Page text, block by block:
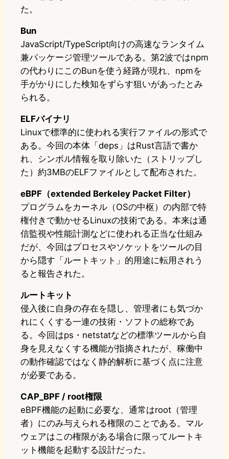
た。
Bun
JavaScript/TypeScript向けの高速なランタイム
兼パッケージ管理ツールである。第2波ではnpm
の代わりにこのBunを使う経路が現れ、npmを
手がかりにした検知をずらす狙いがあったとみ
られる。
ELFバイナリ
Linuxで標準的に使われる実行ファイルの形式で
ある。今回の本体「deps」はRust言語で書か
れ、シンボル情報を取り除いた（ストリップし
た）約3MBのELFファイルとして配布された。
eBPF（extended Berkeley Packet Filter）
プログラムをカーネル（OSの中枢）の内部で特
権付きで動かせるLinuxの技術である。本来は通
信監視や性能計測などに使われる正当な仕組み
だが、今回はプロセスやソケットをツールの目
から隠す「ルートキット」的用途に転用されう
ると報告された。
ルートキット
侵入後に自身の存在を隠し、管理者にも気づか
れにくくする一連の技術・ソフトの総称であ
る。今回はps・netstatなどの標準ツールから自
身を見えなくする機能が指摘されたが、稼働中
の動作確認ではなく静的解析に基づく点に注意
が必要である。
CAP_BPF / root権限
eBPF機能の起動に必要な、通常はroot（管理
者）にのみ与えられる権限のことである。マル
ウェアはこの権限がある場合に限ってルートキ
ット機能を起動する設計だった。